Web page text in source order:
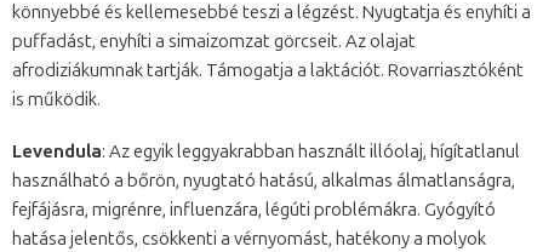
könnyebbé és kellemesebbé teszi a légzést. Nyugtatja és enyhíti a
puffadást, enyhíti a simaizomzat görcseit. Az olajat
afrodiziákumnak tartják. Támogatja a laktációt. Rovarriasztóként
is működik.
Levendula: Az egyik leggyakrabban használt illóolaj, hígítatlanul
használható a bőrön, nyugtató hatású, alkalmas álmatlanságra,
fejfájásra, migrénre, influenzára, légúti problémákra. Gyógyító
hatása jelentős, csökkenti a vérnyomást, hatékony a molyok